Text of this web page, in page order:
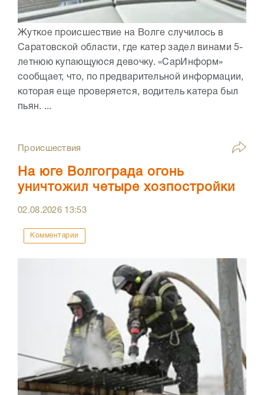
Жуткое происшествие на Волге случилось в
Саратовской области, где катер задел винами 5-
летнюю купающуюся девочку. «СарИнформ»
сообщает, что, по предварительной информации,
которая еще проверяется, водитель катера был
пьян. ...
Происшествия
На юге Волгограда огонь
уничтожил четыре хозпостройки
02.08.2026 13:53
Комментарии